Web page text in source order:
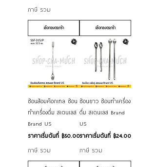
ภาษี รวม
เลือกลงตระกร้า เลือกลงตระกร้า
ช้อนส้อมค๊อกเทล ช้อน
ทำเครื่องดื่ม สเตนเลส
Brand US
ราคาเริ่มต้นที่ ฿50.00
ราคาขายลด
ภาษี รวม
ช้อนยาว ช้อนทำเครื่อง
ดื่ม สเตนเลส Brand
US
ราคาเริ่มต้นที่ ฿24.00
ราคาขายลด
ภาษี รวม